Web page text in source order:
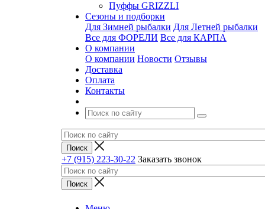
Пуффы GRIZZLI
Сезоны и подборки
Для Зимней рыбалки Для Летней рыбалки
Все для ФОРЕЛИ Все для КАРПА
О компании
О компании Новости Отзывы
Доставка
Оплата
Контакты
+7 (915) 223-30-22 Заказать звонок